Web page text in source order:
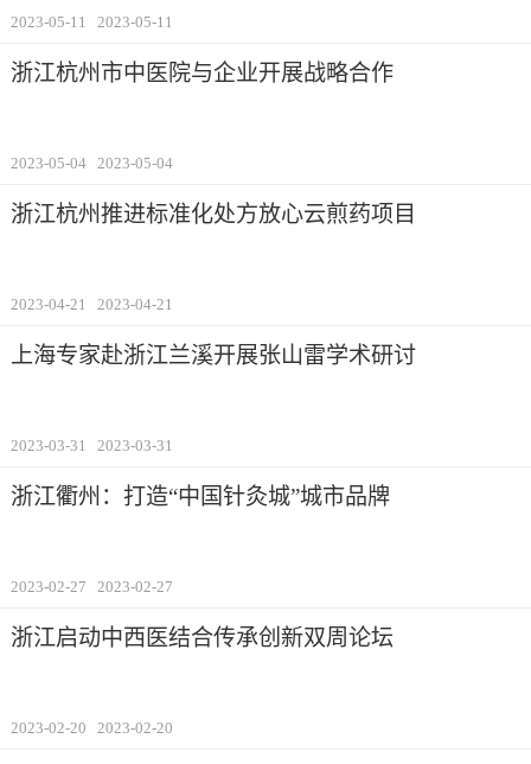
2023-05-11 2023-05-11
浙江杭州市中医院与企业开展战略合作
2023-05-04 2023-05-04
浙江杭州推进标准化处方放心云煎药项目
2023-04-21 2023-04-21
上海专家赴浙江兰溪开展张山雷学术研讨
2023-03-31 2023-03-31
浙江衢州：打造“中国针灸城”城市品牌
2023-02-27 2023-02-27
浙江启动中西医结合传承创新双周论坛
2023-02-20 2023-02-20